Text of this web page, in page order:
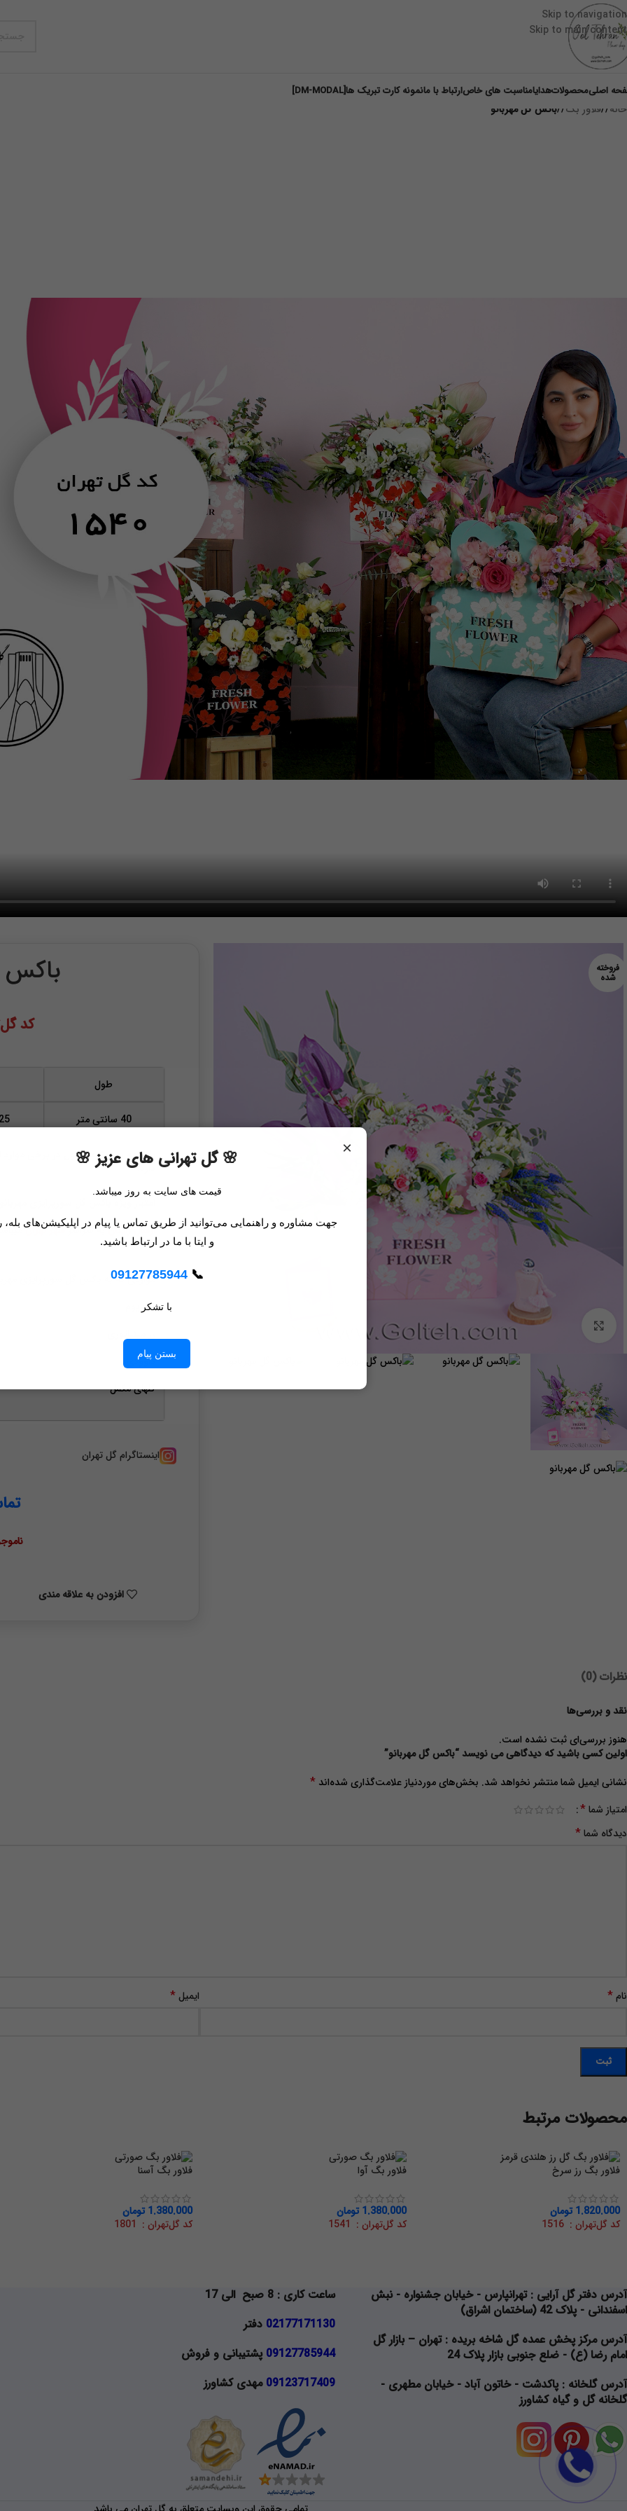
Skip to navigation
Skip to main content
اصلیمحصولاتهدایامناسبت های خاصارتباط با مانمونه کارت تبریک ها[DM-MODAL]
خانه/ فلاور بگ/ باکس گل مهربانو
فروخته
شده
برای بزرگنمایی کلیک کنید
باکس
کد
طول
40 سانتی متر 25 سانتی متر
با توجه به نوع محصول در برخی
دارد.
ارسال رایگانبه سراسرشهر تهران
مواردی که به باکس گل سورپرایزی
آنتریوم
داوودی
گلهای مکمل
اینستاگرام گل تهران
افزودن به علاقه مندی
نظرات (0)
نقد و بررسی‌ها
هنوز بررسی‌ای ثبت نشده است.
اولین کسی باشید که دیدگاهی می نویسد “باکس گل مهربانو”
نشانی ایمیل شما منتشر نخواهد شد. بخش‌های موردنیاز علامت‌گذاری شده‌اند *
امتیاز شما*
دیدگاه شما*
نام* ایمیل*
محصولات مرتبط
فلاور بگ رز سرخ
1.820.000 تومان
کد گل‌تهران : 1516
فلاور بگ آوا
1.380.000 تومان
کد گل‌تهران : 1541
فلاور بگ آسنا
1.380.000 تومان
کد گل‌تهران : 1801
آدرس دفتر گل آرایی : تهرانپارس - خیابان جشنواره - نبش
اسفندانی - پلاک 42 (ساختمان اشراق)
آدرس مرکز پخش عمده گل شاخه بریده : تهران – بازار گل
امام رضا (ع) - ضلع جنوبی بازار پلاک 24
آدرس گلخانه : پاکدشت - خاتون آباد - خیابان مطهری -
گلخانه گل و گیاه کشاورز
ساعت کاری : 8 صبح الی 17
02177171130 دفتر
09127785944 پشتیبانی و فروش
09123717409 مهدی کشاورز
× 🌸 گل تهرانی های عزیز 🌸
قیمت های سایت به روز میباشد.
جهت مشاوره و راهنمایی می‌توانید از طریق تماس یا پیام در اپلیکیشن‌های بله،
و ایتا با ما در ارتباط باشید.
📞
09127785944
با تشکر
بستن پیام